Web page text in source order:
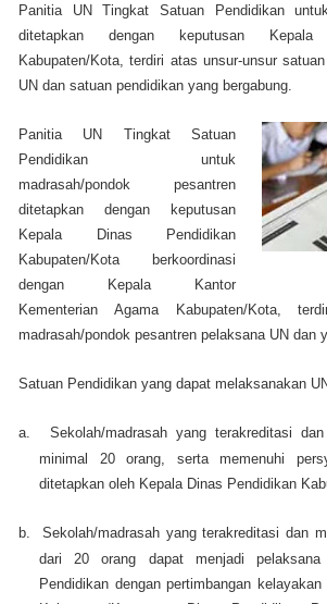
Panitia UN Tingkat Satuan Pendidikan
ditetapkan dengan keputusan Kepala
Kabupaten/Kota, terdiri atas unsur-unsur
UN dan satuan pendidikan yang bergabung.
Panitia UN Tingkat Satuan
Pendidikan untuk
madrasah/pondok pesantren
ditetapkan dengan keputusan
Kepala Dinas Pendidikan
Kabupaten/Kota berkoordinasi
dengan Kepala Kantor
Kementerian Agama Kabupaten/Kota,
madrasah/pondok pesantren pelaksana UN dan
Satuan Pendidikan yang dapat melaksanakan
a.
Sekolah/madrasah yang terakreditasi
minimal 20 orang, serta memenuhi
ditetapkan oleh Kepala Dinas Pendidikan
b.
Sekolah/madrasah yang terakreditasi dan
dari 20 orang dapat menjadi
Pendidikan dengan pertimbangan